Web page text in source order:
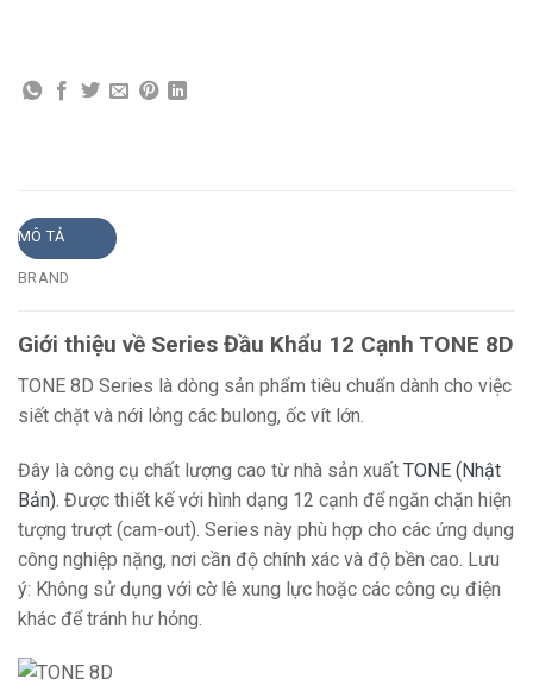
MÔ TẢ
BRAND
Giới thiệu về Series Đầu Khẩu 12 Cạnh TONE 8D
TONE 8D Series là dòng sản phẩm tiêu chuẩn dành cho việc
siết chặt và nới lỏng các bulong, ốc vít lớn.
Đây là công cụ chất lượng cao từ nhà sản xuất TONE (Nhật
Bản) . Được thiết kế với hình dạng 12 cạnh để ngăn chặn hiện
tượng trượt (cam-out). Series này phù hợp cho các ứng dụng
công nghiệp nặng, nơi cần độ chính xác và độ bền cao. Lưu
ý: Không sử dụng với cờ lê xung lực hoặc các công cụ điện
khác để tránh hư hỏng.